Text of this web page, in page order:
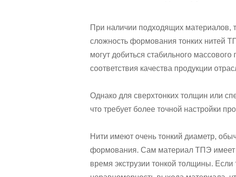
При наличии подходящих материалов,
сложность формования тонких нитей
могут добиться стабильного
соответствия качества продукции
Однако для сверхтонких толщин или
что требует более точной настройки
Нити имеют очень тонкий диаметр,
формования. Сам материал ТПЭ имеет
время экструзии тонкой толщины.